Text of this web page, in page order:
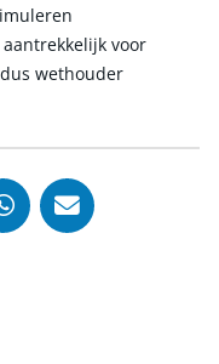
voor
wethouder
opent in
opent
via LinkedIn,
Deel viaDeel via